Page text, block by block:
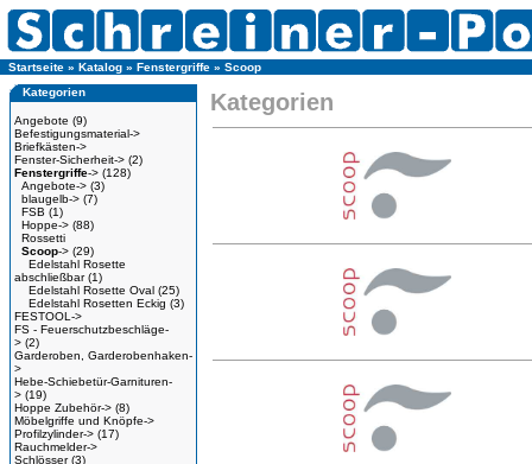
Startseite » Katalog » Fenstergriffe » Scoop
Kategorien
Angebote (9)
Befestigungsmaterial->
Briefkästen->
Fenster-Sicherheit-> (2)
Fenstergriffe-> (128)
Angebote-> (3)
blaugelb-> (7)
FSB (1)
Hoppe-> (88)
Rossetti
Scoop-> (29)
Edelstahl Rosette
abschließbar(1)
Edelstahl Rosette Oval (25)
Edelstahl Rosetten Eckig (3)
FESTOOL->
FS - Feuerschutzbeschläge-
> (2)
Garderoben, Garderobenhaken-
>
Hebe-Schiebetür-Garnituren-
> (19)
Hoppe Zubehör-> (8)
Möbelgriffe und Knöpfe->
Profilzylinder-> (17)
Rauchmelder->
Schlösser(3)
Kategorien